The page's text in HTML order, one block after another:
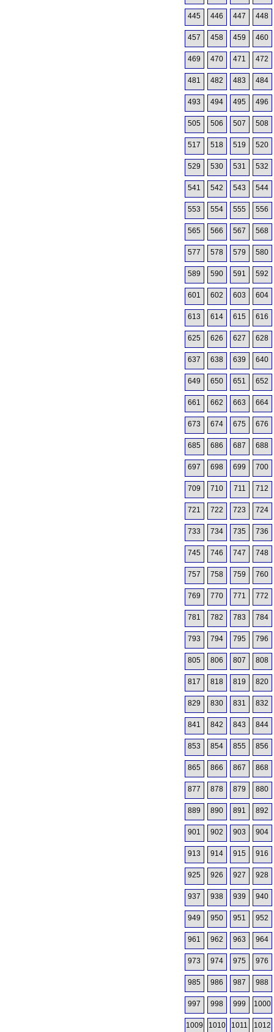
445 446 447 448
457 458 459 460
469 470 471 472
481 482 483 484
493 494 495 496
505 506 507 508
517 518 519 520
529 530 531 532
541 542 543 544
553 554 555 556
565 566 567 568
577 578 579 580
589 590 591 592
601 602 603 604
613 614 615 616
625 626 627 628
637 638 639 640
649 650 651 652
661 662 663 664
673 674 675 676
685 686 687 688
697 698 699 700
709 710 711 712
721 722 723 724
733 734 735 736
745 746 747 748
757 758 759 760
769 770 771 772
781 782 783 784
793 794 795 796
805 806 807 808
817 818 819 820
829 830 831 832
841 842 843 844
853 854 855 856
865 866 867 868
877 878 879 880
889 890 891 892
901 902 903 904
913 914 915 916
925 926 927 928
937 938 939 940
949 950 951 952
961 962 963 964
973 974 975 976
985 986 987 988
997 998 999 1000
1009 1010 1011 1012